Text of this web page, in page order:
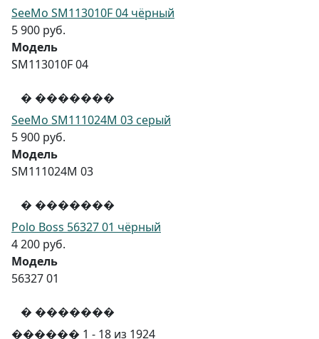
SeeMo SM113010F 04 чёрный
5 900 руб.
Модель
SM113010F 04
� �������
SeeMo SM111024M 03 серый
5 900 руб.
Модель
SM111024M 03
� �������
Polo Boss 56327 01 чёрный
4 200 руб.
Модель
56327 01
� �������
������ 1 - 18 из 1924